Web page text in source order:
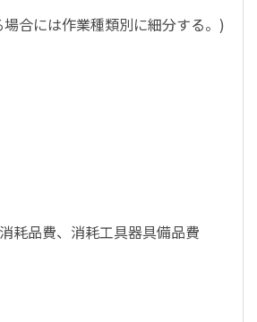
合には作業種類別に細分する。)
耗品費、消耗工具器具備品費